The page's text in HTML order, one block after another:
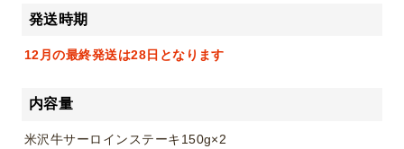
発送時期
12月の最終発送は28日となります
内容量
米沢牛サーロインステーキ150g×2